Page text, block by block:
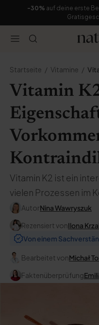
-30% auf deine erste
Startseite Vitamine
Vitamin
Vitamin K2 ist ein
vielen Prozessen im
AutorNina Wawryszuk
Rezensiert vonIlona
Von einem
Bearbeitet vonMichał
Faktenüberprüfung